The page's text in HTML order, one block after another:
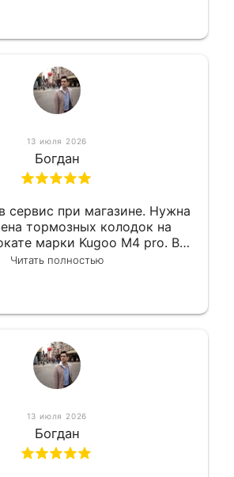
13 июля 2026
Богдан
сервис при магазине. Нужна
тормозных колодок на
марки Kugoo M4 pro. Всё
виде и в максимально
и обратился в этот
Читать полностью
13 июля 2026
Богдан